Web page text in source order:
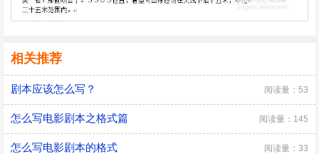
相关推荐
剧本应该怎么写？ 阅读量：53
怎么写电影剧本之格式篇 阅读量：145
怎么写电影剧本的格式 阅读量：33